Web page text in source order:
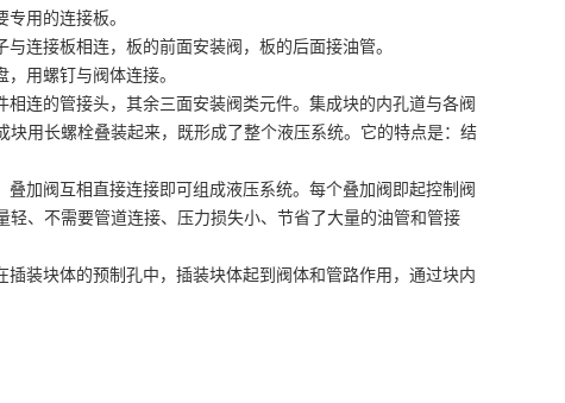
要专用的连接板。
与连接板相连，板的前面安装阀，板的后面接油管。
盘，用螺钉与阀体连接。
连的管接头，其余三面安装阀类元件。集成块的内孔道与各阀
用长螺栓叠装起来，既形成了整个液压系统。 它的特点是：结
加阀互相直接连接即可组成液压系统。每个叠加阀即起控制阀
、不需要管道连接、压力损失小、节省了大量的油管和管接
装块体的预制孔中，插装块体起到阀体和管路作用，通过块内